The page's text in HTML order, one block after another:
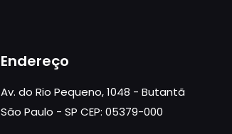
Endereço
Av. do Rio Pequeno, 1048 - Butantã
São Paulo - SP CEP: 05379-000